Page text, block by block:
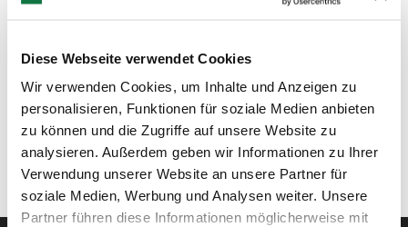
Diese Webseite verwendet Cookies
Wir verwenden Cookies, um Inhalte und Anzeigen zu
personalisieren, Funktionen für soziale Medien anbieten
zu können und die Zugriffe auf unsere Website zu
analysieren. Außerdem geben wir Informationen zu Ihrer
Verwendung unserer Website an unsere Partner für
soziale Medien, Werbung und Analysen weiter. Unsere
Partner führen diese Informationen möglicherweise mit